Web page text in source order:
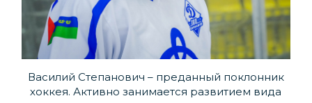
Василий Степанович – преданный поклонник
хоккея. Активно занимается развитием вида